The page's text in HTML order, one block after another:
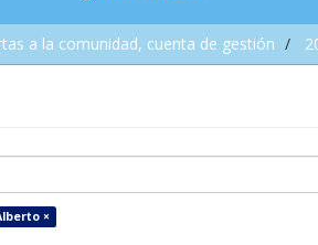
a la comunidad, cuenta de gestión
×